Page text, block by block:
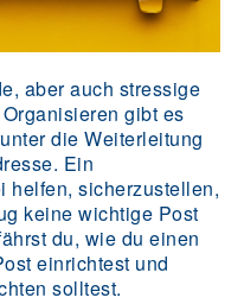
aber auch stressige
gibt es
die Weiterleitung
Ein
helfen, sicherzustellen,
keine wichtige Post
du, wie du einen
einrichtest und
solltest.